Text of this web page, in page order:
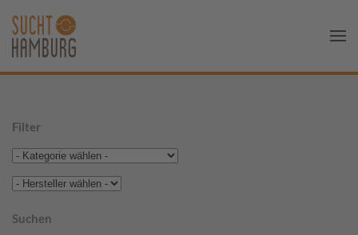
Filter
Suchen